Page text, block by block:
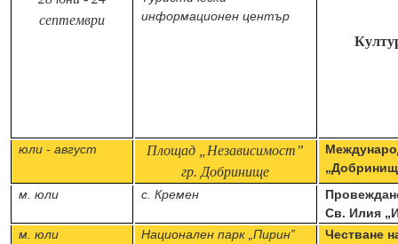
септември
информационен център
юли - август
Площад „Независимост”
гр. Добринище
м. юли
с. Кремен
Св. Илия
м. юли
Национален парк „Пирин”
Честване